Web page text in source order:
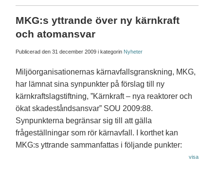
MKG:s yttrande över ny kärnkraft
och atomansvar
Publicerad den 31 december 2009 i kategorin Nyheter
Miljöorganisationernas kärnavfallsgranskning, MKG,
har lämnat sina synpunkter på förslag till ny
kärnkraftslagstiftning, ”Kärnkraft – nya reaktorer och
ökat skadeståndsansvar” SOU 2009:88.
Synpunkterna begränsar sig till att gälla
frågeställningar som rör kärnavfall. I korthet kan
MKG:s yttrande sammanfattas i följande punkter:
visa